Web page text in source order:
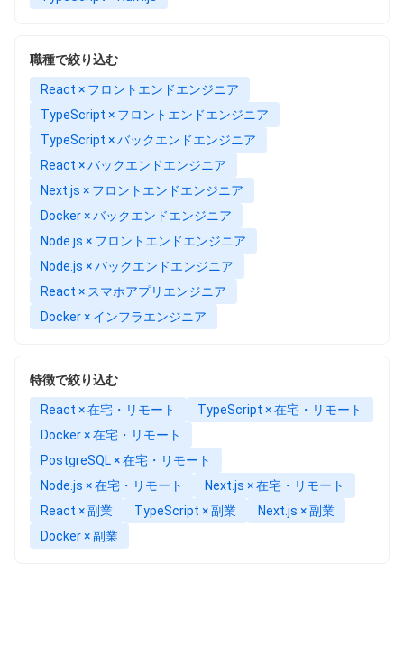
職種で絞り込む
React × フロントエンドエンジニア
TypeScript × フロントエンドエンジニア
TypeScript × バックエンドエンジニア
React × バックエンドエンジニア
Next.js × フロントエンドエンジニア
Docker × バックエンドエンジニア
Node.js × フロントエンドエンジニア
Node.js × バックエンドエンジニア
React × スマホアプリエンジニア
Docker × インフラエンジニア
特徴で絞り込む
React × 在宅・リモート
TypeScript × 在宅・リモート
Docker × 在宅・リモート
PostgreSQL × 在宅・リモート
Node.js × 在宅・リモート
Next.js × 在宅・リモート
React × 副業
TypeScript × 副業
Next.js × 副業
Docker × 副業